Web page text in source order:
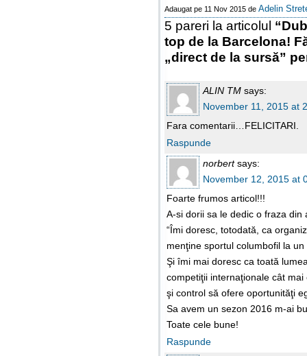
Adaugat pe 11 Nov 2015 de Adelin
5 pareri la articolul
top de la Barcelona!
„direct de la sursă”
ALIN TM says:
November 11, 2015 at
Fara comentarii…FELICITARI.
Raspunde
norbert says:
November 12, 2015 at
Foarte frumos articol!!!
A-si dorii sa le dedic o fraza din
“Îmi doresc, totodată, ca
menţine sportul columbofil la
Şi îmi mai doresc ca toată
competiţii internaţionale cât
şi control să ofere oportunităţi
Sa avem un sezon 2016 m-ai
Toate cele bune!
Raspunde